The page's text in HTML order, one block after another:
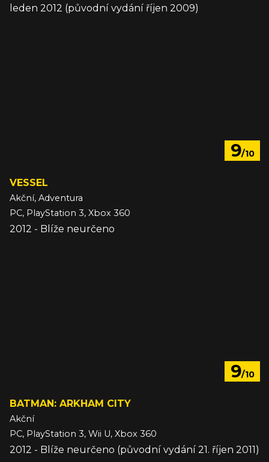
leden 2012 (původní vydání říjen 2009)
9/10
VESSEL
Akční, Adventura
PC, PlayStation 3, Xbox 360
2012 - Blíže neurčeno
9/10
BATMAN: ARKHAM CITY
Akční
PC, PlayStation 3, Wii U, Xbox 360
2012 - Blíže neurčeno (původní vydání 21. říjen 2011)